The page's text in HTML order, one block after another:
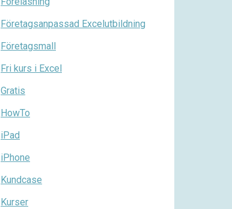
Företagsanpassad Excelutbildning
Företagsmall
Fri kurs i Excel
Gratis
HowTo
iPad
iPhone
Kundcase
Kurser